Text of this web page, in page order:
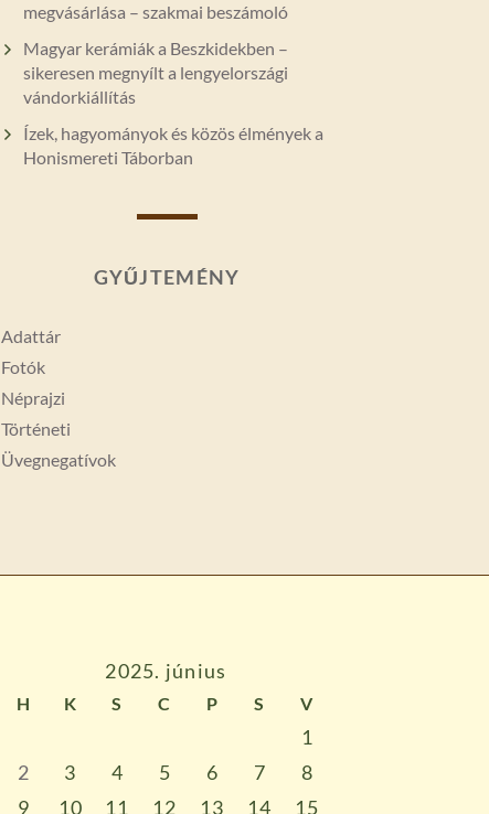
megvásárlása – szakmai beszámoló
Magyar kerámiák a Beszkidekben –
sikeresen megnyílt a lengyelországi
vándorkiállítás
Ízek, hagyományok és közös élmények a
Honismereti Táborban
GYŰJTEMÉNY
Adattár
Fotók
Néprajzi
Történeti
Üvegnegatívok
2025. június
H K S C P S V
1
2
3 4 5 6 7
8
9
10 11 12 13 14 15